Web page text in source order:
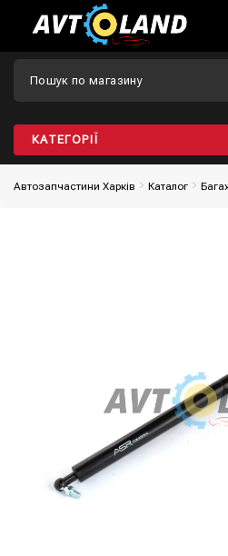
КАТЕГОРІЇ
Автозапчастини Харків Каталог